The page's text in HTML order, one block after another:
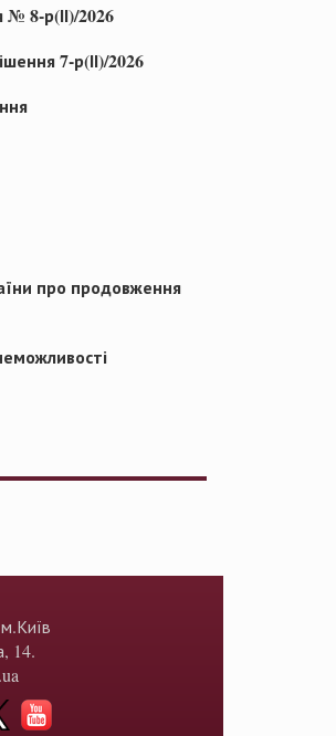
8-р(ІІ)/2026
7-р(ІІ)/2026
про продовження
14.